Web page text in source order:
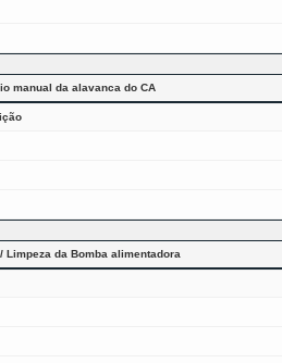
manual da alavanca do CA
da Bomba alimentadora